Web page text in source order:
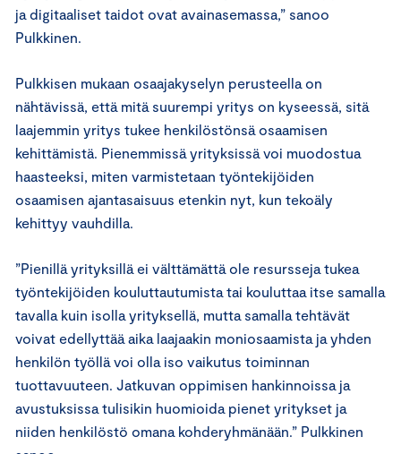
ja digitaaliset taidot ovat avainasemassa,” sanoo
Pulkkinen.
Pulkkisen mukaan osaajakyselyn perusteella on
nähtävissä, että mitä suurempi yritys on kyseessä, sitä
laajemmin yritys tukee henkilöstönsä osaamisen
kehittämistä. Pienemmissä yrityksissä voi muodostua
haasteeksi, miten varmistetaan työntekijöiden
osaamisen ajantasaisuus etenkin nyt, kun tekoäly
kehittyy vauhdilla.
”Pienillä yrityksillä ei välttämättä ole resursseja tukea
työntekijöiden kouluttautumista tai kouluttaa itse samalla
tavalla kuin isolla yrityksellä, mutta samalla tehtävät
voivat edellyttää aika laajaakin moniosaamista ja yhden
henkilön työllä voi olla iso vaikutus toiminnan
tuottavuuteen. Jatkuvan oppimisen hankinnoissa ja
avustuksissa tulisikin huomioida pienet yritykset ja
niiden henkilöstö omana kohderyhmänään.” Pulkkinen